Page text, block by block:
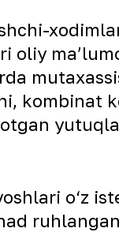
kombinat
o‘z